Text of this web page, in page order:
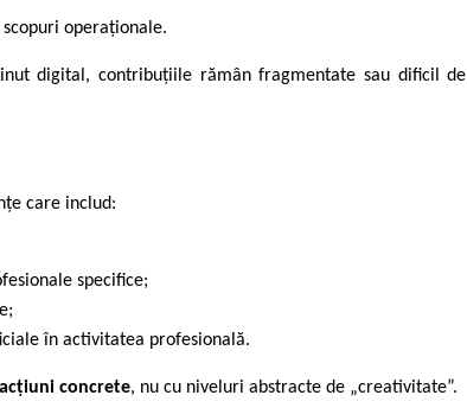
operaționale.
digital, contribuțiile rămân fragmentate sau dificil de
care includ:
specifice;
în activitatea profesională.
acțiuni concrete, nu cu niveluri abstracte de „creativitate”.